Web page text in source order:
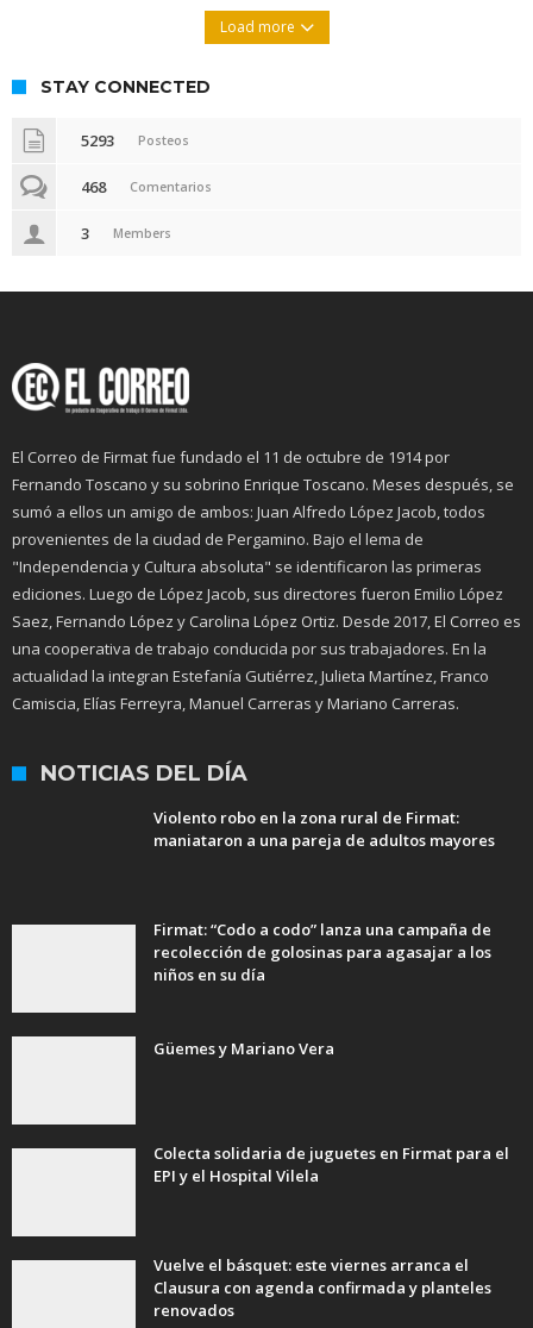
Load more
STAY CONNECTED
5293 Posteos
468 Comentarios
3 Members
El Correo de Firmat fue fundado el 11 de octubre de 1914 por
Fernando Toscano y su sobrino Enrique Toscano. Meses después, se
sumó a ellos un amigo de ambos: Juan Alfredo López Jacob, todos
provenientes de la ciudad de Pergamino. Bajo el lema de
"Independencia y Cultura absoluta" se identificaron las primeras
ediciones. Luego de López Jacob, sus directores fueron Emilio López
Saez, Fernando López y Carolina López Ortiz. Desde 2017, El Correo es
una cooperativa de trabajo conducida por sus trabajadores. En la
actualidad la integran Estefanía Gutiérrez, Julieta Martínez, Franco
Camiscia, Elías Ferreyra, Manuel Carreras y Mariano Carreras.
NOTICIAS DEL DÍA
Violento robo en la zona rural de Firmat:
maniataron a una pareja de adultos mayores
Firmat: “Codo a codo” lanza una campaña de
recolección de golosinas para agasajar a los
niños en su día
Güemes y Mariano Vera
Colecta solidaria de juguetes en Firmat para el
EPI y el Hospital Vilela
Vuelve el básquet: este viernes arranca el
Clausura con agenda confirmada y planteles
renovados